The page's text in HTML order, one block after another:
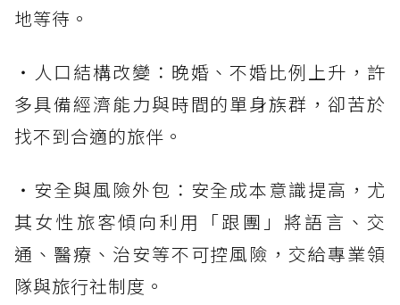
地等待。
・人口結構改變：晚婚、不婚比例上升，許
多具備經濟能力與時間的單身族群，卻苦於
找不到合適的旅伴。
・安全與風險外包：安全成本意識提高，尤
其女性旅客傾向利用「跟團」將語言、交
通、醫療、治安等不可控風險，交給專業領
隊與旅行社制度。